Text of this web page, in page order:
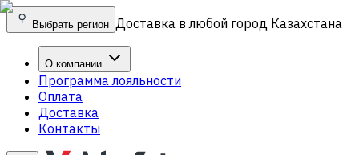
Выбрать регион Доставка в любой город Казахстана
О компании
Программа лояльности
Оплата
Доставка
Контакты